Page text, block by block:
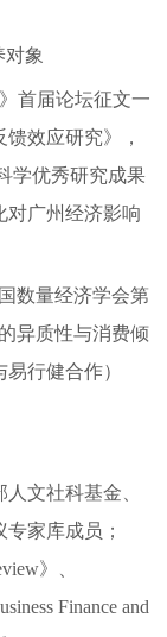
对象
首届论坛征文一
效应研究》，
学优秀研究成果
对广州经济影响
数量经济学会第
异质性与消费倾
行健合作）
文社科基金、
家库成员；
》、
Finance and